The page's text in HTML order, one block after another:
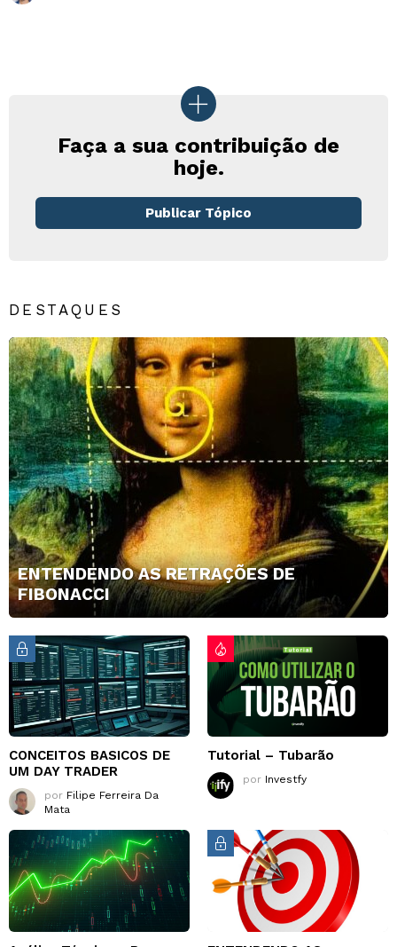
Faça a sua contribuição de
hoje.
Publicar Tópico
DESTAQUES
ENTENDENDO AS RETRAÇÕES DE
FIBONACCI
CONCEITOS BASICOS DE
UM DAY TRADER
por Filipe Ferreira Da
Mata
Tutorial – Tubarão
por Investfy